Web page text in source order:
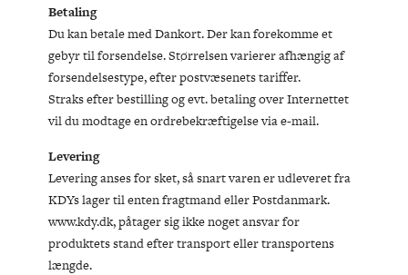
Betaling
Du kan betale med Dankort. Der kan forekomme et
gebyr til forsendelse. Størrelsen varierer afhængig af
forsendelsestype, efter postvæsenets tariffer.
Straks efter bestilling og evt. betaling over Internettet
vil du modtage en ordrebekræftigelse via e-mail.
Levering
Levering anses for sket, så snart varen er udleveret fra
KDYs lager til enten fragtmand eller Postdanmark.
www.kdy.dk, påtager sig ikke noget ansvar for
produktets stand efter transport eller transportens
længde.